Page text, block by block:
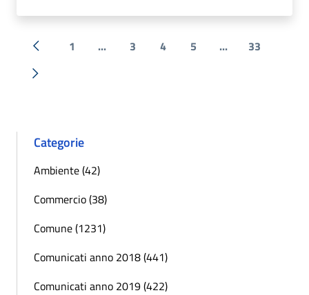
« Precedente
1 ... 3 4 5 ... 33
Successiva »
Categorie
Ambiente (42)
Commercio (38)
Comune (1231)
Comunicati anno 2018 (441)
Comunicati anno 2019 (422)